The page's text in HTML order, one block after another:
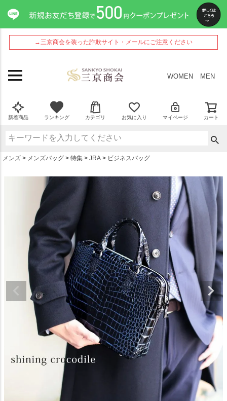
→三京商会を装った詐欺サイト・メールにご注意ください
WOMEN MEN
新着商品 ランキング カテゴリ お気に入り マイページ カート
メンズ メンズバッグ 特集 JRA ビジネスバッグ
ペー
ジト
ップ
へ